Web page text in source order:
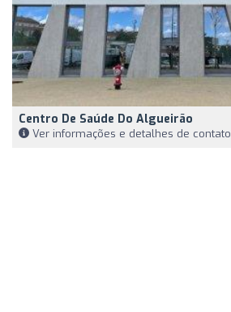
Centro De Saúde Do Algueirão
Ver informações e detalhes de contato